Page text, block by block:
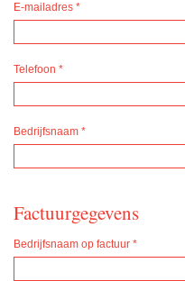
E-mailadres *
Telefoon *
Bedrijfsnaam *
Factuurgegevens
Bedrijfsnaam op factuur *